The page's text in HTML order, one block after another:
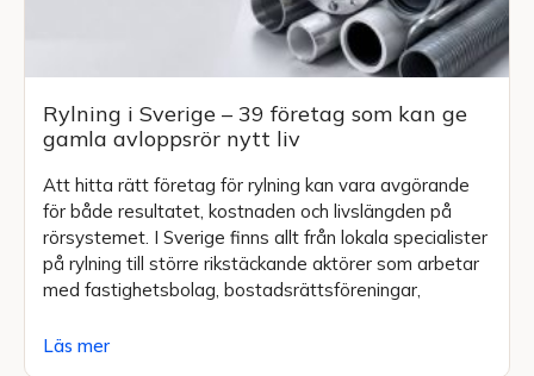
Rylning i Sverige – 39 företag som kan ge
gamla avloppsrör nytt liv
Att hitta rätt företag för rylning kan vara avgörande
för både resultatet, kostnaden och livslängden på
rörsystemet. I Sverige finns allt från lokala specialister
på rylning till större rikstäckande aktörer som arbetar
med fastighetsbolag, bostadsrättsföreningar,
Läs mer